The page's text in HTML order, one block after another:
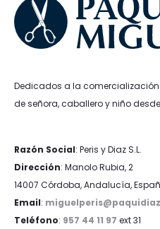
Dedicados a la
de señora, caballero y niño desde
Razón Social: Peris y Diaz S.L.
Dirección: Manolo Rubia, 2
14007 Córdoba, Andalucía,
Email:
Teléfono: 957 44 11 97 ext 31